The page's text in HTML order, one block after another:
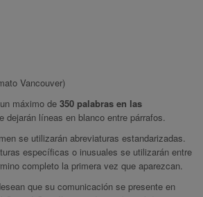
Vancouver)
máximo de 350 palabras en las
dejarán líneas en blanco entre párrafos.
se utilizarán abreviaturas estandarizadas.
específicas o inusuales se utilizarán entre
completo la primera vez que aparezcan.
que su comunicación se presente en